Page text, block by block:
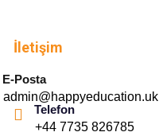
İletişim
E-Posta
admin@happyeducation.uk
Telefon
+44 7735 826785